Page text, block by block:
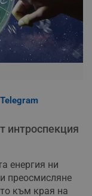
Telegram
интроспекция
енергия ни
преосмисляне
към края на